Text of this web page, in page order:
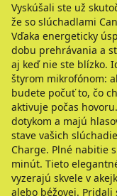
Vyskúšali ste už
že so slúchadlami
Vďaka energeticky
dobu prehrávania a
aj keď nie ste blízko.
štyrom mikrofónom:
budete počuť to, čo
aktivuje počas
dotykom a majú
stave vašich
Charge. Plné nabitie
minút. Tieto
vyzerajú skvele v
alebo béžovej.